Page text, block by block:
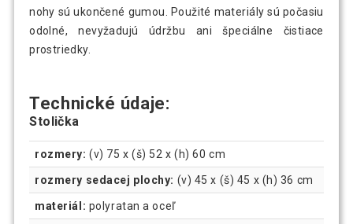
nohy sú ukončené gumou. Použité materiály sú počasiu
odolné, nevyžadujú údržbu ani špeciálne čistiace
prostriedky.
Technické údaje:
Stolička
rozmery: (v) 75 x (š) 52 x (h) 60 cm
rozmery sedacej plochy: (v) 45 x (š) 45 x (h) 36 cm
materiál: polyratan a oceľ